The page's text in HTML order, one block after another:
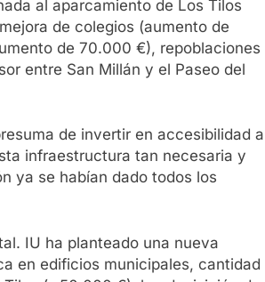
al aparcamiento de Los Tilos
de colegios (aumento de
de 70.000 €), repoblaciones
entre San Millán y el Paseo del
de invertir en accesibilidad a
infraestructura tan necesaria y
ya se habían dado todos los
IU ha planteado una nueva
en edificios municipales, cantidad